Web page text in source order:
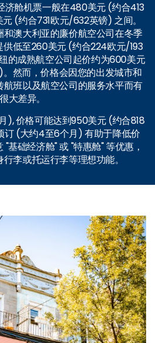
济舱机票一般在480美元 (约合413
(约合731欧元/632英镑) 之间。
澳大利亚的廉价航空公司在冬季
低至260美元 (约合224欧元/193
的成熟航空公司起价约为600美元
然而，价格会因您的出发城市和
班以及航空公司的服务水平而有
很大差异。
), 价格可能达到950美元 (约合818
(大约4至6个月) 有助于降低价
基础经济舱" 或 "特惠舱" 等优惠，
李或托运行李等理想功能。